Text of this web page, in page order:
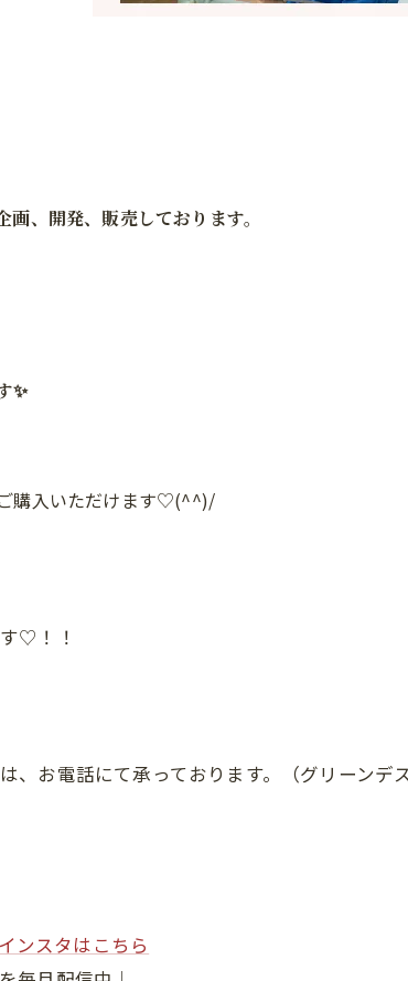
、開発、販売しております。
✨
購入いただけます♡(^^)/
♡！！
お電話にて承っております。（グリーンデ
ンスタはこちら